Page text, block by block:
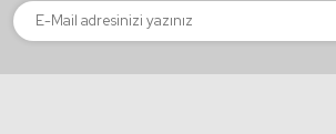
Bu ürüne benzer farklı alternatifler olmalı.